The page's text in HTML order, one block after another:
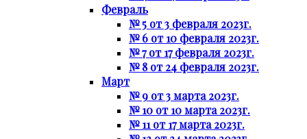
Февраль
№ 5 от 3 февраля 2023г.
№ 6 от 10 февраля 2023г.
№ 7 от 17 февраля 2023г.
№ 8 от 24 февраля 2023г.
Март
№ 9 от 3 марта 2023г.
№ 10 от 10 марта 2023г.
№ 11 от 17 марта 2023г.